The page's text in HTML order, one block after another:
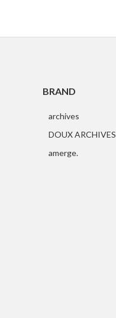
BRAND
archives
DOUX ARCHIVES
amerge.